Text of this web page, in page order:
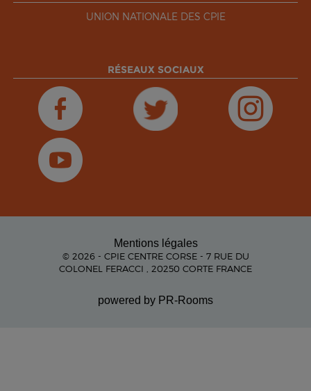
UNION NATIONALE DES CPIE
RÉSEAUX SOCIAUX
Mentions légales
© 2026 - CPIE CENTRE CORSE - 7 RUE DU
COLONEL FERACCI , 20250 CORTE FRANCE
powered by PR-Rooms